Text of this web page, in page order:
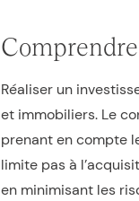
Réaliser un
et immobiliers. Le
prenant en compte
limite pas à
en minimisant les